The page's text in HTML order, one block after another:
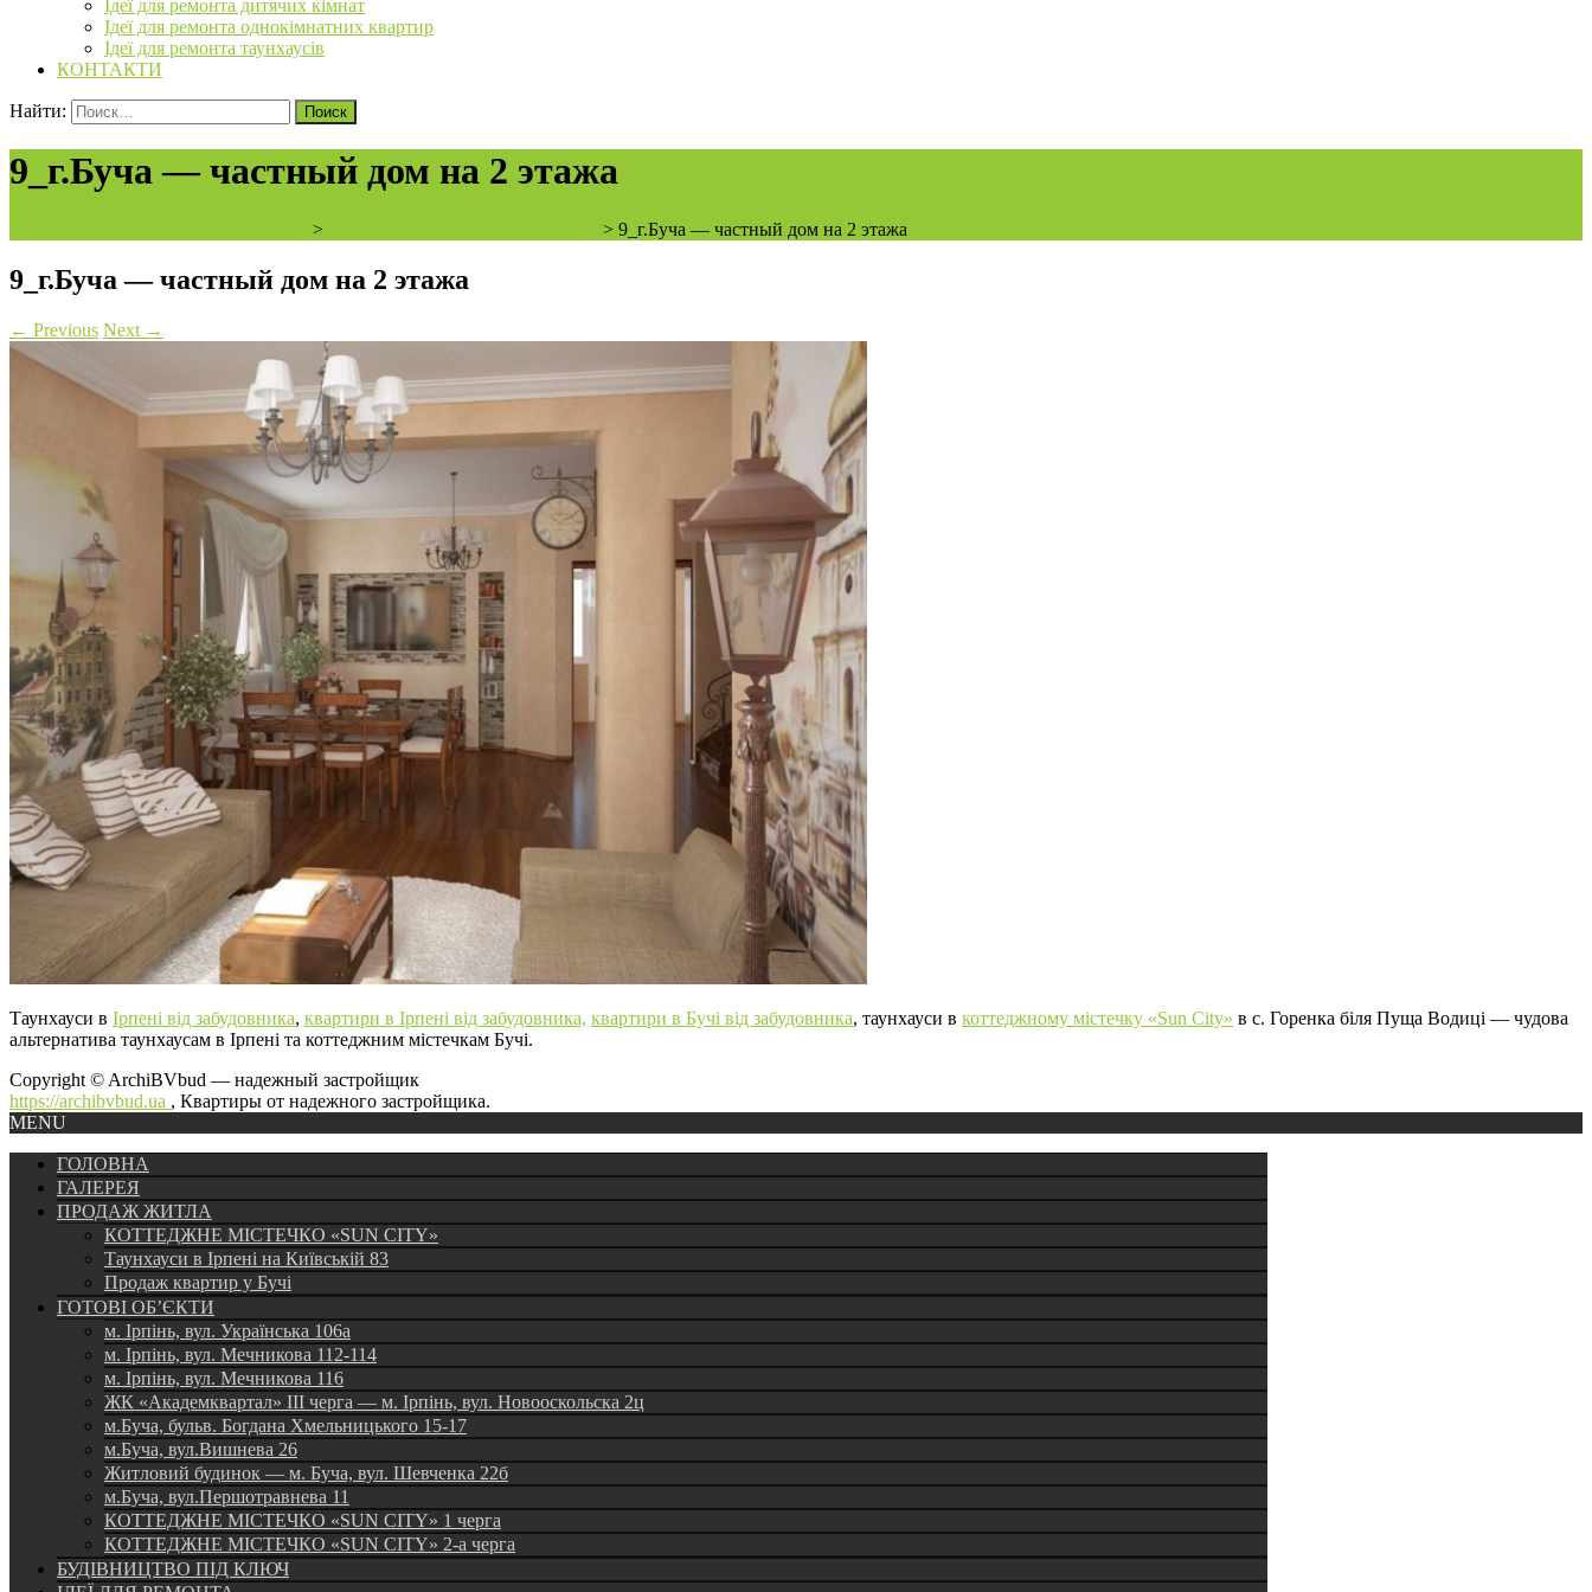
Ідеї для ремонта дитячих кімнат
Ідеї для ремонта однокімнатних квартир
Ідеї для ремонта таунхаусів
КОНТАКТИ
Найти:
9_г.Буча — частный дом на 2 этажа
> > 9_г.Буча — частный дом на 2 этажа
9_г.Буча — частный дом на 2 этажа
← Previous Next →
Таунхауси в Ірпені від забудовника, квартири в Ірпені від забудовника, квартири в Бучі від забудовника, таунхауси в коттеджному містечку «Sun City» в с. Горенка біля Пуща Водиці — чудова
альтернатива таунхаусам в Ірпені та коттеджним містечкам Бучі.
Copyright © ArchiBVbud — надежный застройщик
https://archibvbud.ua , Квартиры от надежного застройщика.
MENU
ГОЛОВНА
ГАЛЕРЕЯ
ПРОДАЖ ЖИТЛА
КОТТЕДЖНЕ МІСТЕЧКО «SUN CITY»
Таунхауси в Ірпені на Київській 83
Продаж квартир у Бучі
ГОТОВІ ОБ’ЄКТИ
м. Ірпінь, вул. Українська 106а
м. Ірпінь, вул. Мечникова 112-114
м. Ірпінь, вул. Мечникова 116
ЖК «Академквартал» III черга — м. Ірпінь, вул. Новооскольска 2ц
м.Буча, бульв. Богдана Хмельницького 15-17
м.Буча, вул.Вишнева 26
Житловий будинок — м. Буча, вул. Шевченка 22б
м.Буча, вул.Першотравнева 11
КОТТЕДЖНЕ МІСТЕЧКО «SUN CITY» 1 черга
КОТТЕДЖНЕ МІСТЕЧКО «SUN CITY» 2-а черга
БУДІВНИЦТВО ПІД КЛЮЧ